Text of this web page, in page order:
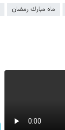
ماه مبارك رمضان